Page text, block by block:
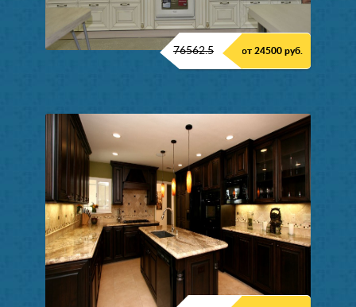
76562.5 от 24500 руб.